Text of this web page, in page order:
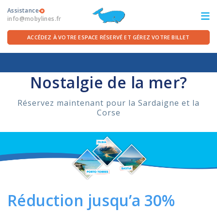
Assistance
info@mobylines.fr
ITA FRA DEU ENG
LES TRAVERSÉES
POUR LE DÉPART
LA COMPAGNIE
ACCÉDEZ À VOTRE ESPACE RÉSERVÉ ET GÉREZ VOTRE BILLET
Accueil/Offres/PROMOTIONS 2019/Réduction jusqu’a 30%
Nostalgie de la mer?
Réservez maintenant pour la Sardaigne et la
Corse
Réduction jusqu’a 30%